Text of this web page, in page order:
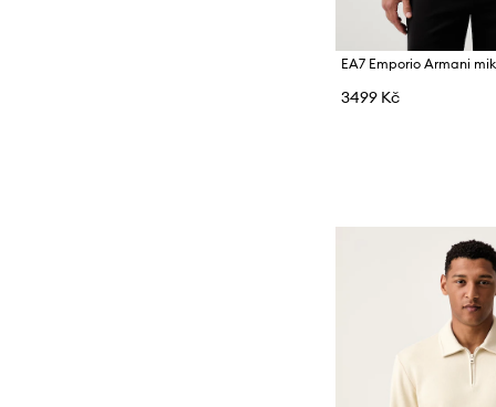
3499 Kč